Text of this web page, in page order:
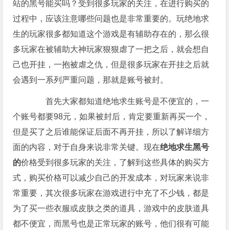
站的黑号能买吗？受到很多玩家的关注，在进行购买的
过程中，应该注意哪些问题也是非常重要的。玩绝地求
生的玩家很多都知道这个游戏是有辅助存在的，那么很
多玩家在被辅助大神玩家狠狠虐了一把之后，就会想自
己也开挂，一抱被虐之仇，但是很多玩家在开挂之后就
会遇到一系列严重问题，那就是账号被封。
首先大家都知道绝地求生账号是不便宜的，一
个账号都要98元，如果被封后，肯定要重新再买一个，
但是买了之后谁能保证后面不再开挂，所以了解详细方
面的内容，对于自身来说非常关键。现在绝地求生黑号
的价格受到很多玩家的关注，了解到这些具体的购买方
式，购买价格可以减少自己的开发成本，对玩家来说非
常重要，其次很多玩家在游戏进行中充了不少钱，都是
为了买一些衣服或皮肤之类的道具，游戏中的皮肤道具
都不便宜，而黑号也是正常玩家的账号，他们很有可能